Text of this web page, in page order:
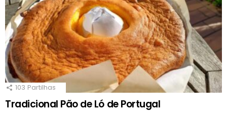
103 Partilhas
Tradicional Pão de Ló de Portugal